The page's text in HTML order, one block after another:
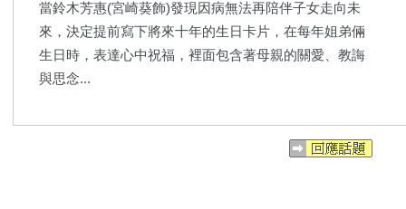
當鈴木芳惠(宮崎葵飾)發現因病無法再陪伴子女走向未
來，決定提前寫下將來十年的生日卡片，在每年姐弟倆
生日時，表達心中祝福，裡面包含著母親的關愛、教誨
與思念...